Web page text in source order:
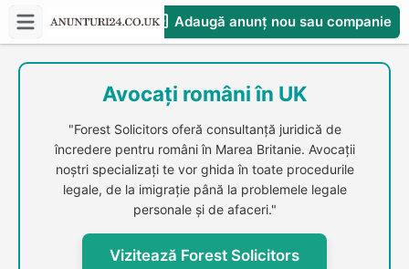
Adaugă anunț nou sau companie
CompaniesS
Avocați români în UK
"Forest Solicitors oferă consultanță juridică de
încredere pentru români în Marea Britanie. Avocații
noștri specializați te vor ghida în toate procedurile
legale, de la imigrație până la problemele legale
personale și de afaceri."
Vizitează Forest Solicitors